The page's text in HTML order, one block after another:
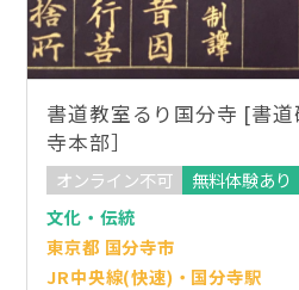
書道教室るり国分寺 [書
寺本部］
オンライン不可
無料体験あり
文化・伝統
東京都 国分寺市
JR中央線(快速)・国分寺駅